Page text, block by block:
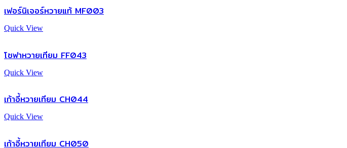
เฟอร์นิเจอร์หวายแท้ MF003
Quick View
โซฟาหวายเทียม FF043
Quick View
เก้าอี้หวายเทียม CH044
Quick View
เก้าอี้หวายเทียม CH050